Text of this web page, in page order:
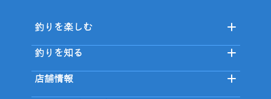
釣りを楽しむ
釣りを知る
店舗情報